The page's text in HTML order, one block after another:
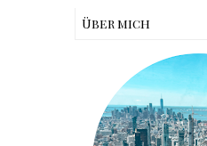
Über mich